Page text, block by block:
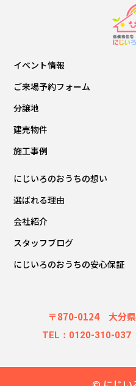
イベント情報
ご来場予約フォーム
分譲地
建売物件
施工事例
にじいろのおうちの想い
選ばれる理由
会社紹介
スタッフブログ
にじいろのおうちの安心保証
〒870-0124 大分
TEL：0120-310-037